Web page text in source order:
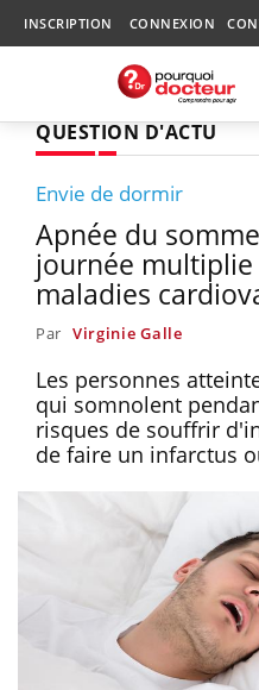
INSCRIPTION CONNEXION
QUESTION D'ACTU
Envie de dormir
Apnée du
journée
maladies
Par Virginie Galle
Les personnes
qui somnolent
risques de souffrir
de faire un infarctus